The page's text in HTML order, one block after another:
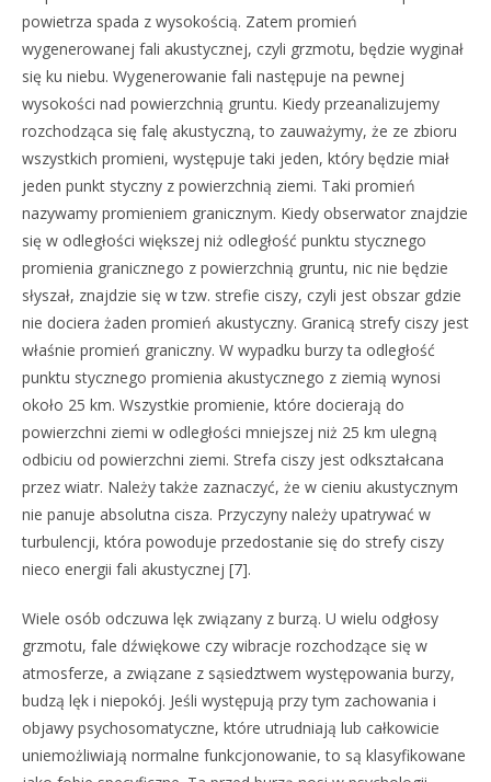
powietrza spada z wysokością. Zatem promień
wygenerowanej fali akustycznej, czyli grzmotu, będzie wyginał
się ku niebu. Wygenerowanie fali następuje na pewnej
wysokości nad powierzchnią gruntu. Kiedy przeanalizujemy
rozchodząca się falę akustyczną, to zauważymy, że ze zbioru
wszystkich promieni, występuje taki jeden, który będzie miał
jeden punkt styczny z powierzchnią ziemi. Taki promień
nazywamy promieniem granicznym. Kiedy obserwator znajdzie
się w odległości większej niż odległość punktu stycznego
promienia granicznego z powierzchnią gruntu, nic nie będzie
słyszał, znajdzie się w tzw. strefie ciszy, czyli jest obszar gdzie
nie dociera żaden promień akustyczny. Granicą strefy ciszy jest
właśnie promień graniczny. W wypadku burzy ta odległość
punktu stycznego promienia akustycznego z ziemią wynosi
około 25 km. Wszystkie promienie, które docierają do
powierzchni ziemi w odległości mniejszej niż 25 km ulegną
odbiciu od powierzchni ziemi. Strefa ciszy jest odkształcana
przez wiatr. Należy także zaznaczyć, że w cieniu akustycznym
nie panuje absolutna cisza. Przyczyny należy upatrywać w
turbulencji, która powoduje przedostanie się do strefy ciszy
nieco energii fali akustycznej [7].
Wiele osób odczuwa lęk związany z burzą. U wielu odgłosy
grzmotu, fale dźwiękowe czy wibracje rozchodzące się w
atmosferze, a związane z sąsiedztwem występowania burzy,
budzą lęk i niepokój. Jeśli występują przy tym zachowania i
objawy psychosomatyczne, które utrudniają lub całkowicie
uniemożliwiają normalne funkcjonowanie, to są klasyfikowane